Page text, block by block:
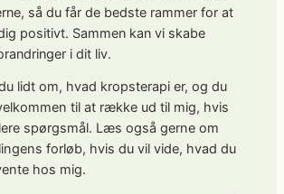
så du får de bedste rammer for at
positivt. Sammen kan vi skabe
i dit liv.
lidt om, hvad kropsterapi er, og du
til at række ud til mig, hvis
spørgsmål. Læs også gerne om
forløb, hvis du vil vide, hvad du
hos mig.